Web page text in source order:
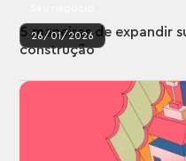
26/01/2026
5 maneiras de expandir
construção